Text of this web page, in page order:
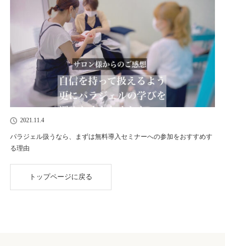
2021.11.4
パラジェル扱うなら、まずは無料導入セミナーへの参加をおすすめす
る理由
トップページに戻る